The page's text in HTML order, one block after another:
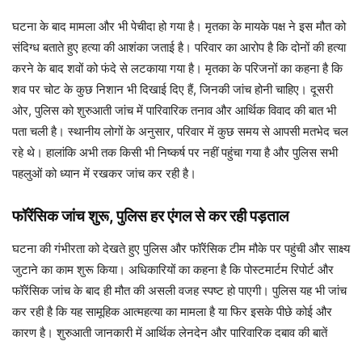
घटना के बाद मामला और भी पेचीदा हो गया है। मृतका के मायके पक्ष ने इस मौत को
संदिग्ध बताते हुए हत्या की आशंका जताई है। परिवार का आरोप है कि दोनों की हत्या
करने के बाद शवों को फंदे से लटकाया गया है। मृतका के परिजनों का कहना है कि
शव पर चोट के कुछ निशान भी दिखाई दिए हैं, जिनकी जांच होनी चाहिए। दूसरी
ओर, पुलिस को शुरुआती जांच में पारिवारिक तनाव और आर्थिक विवाद की बात भी
पता चली है। स्थानीय लोगों के अनुसार, परिवार में कुछ समय से आपसी मतभेद चल
रहे थे। हालांकि अभी तक किसी भी निष्कर्ष पर नहीं पहुंचा गया है और पुलिस सभी
पहलुओं को ध्यान में रखकर जांच कर रही है।
फॉरेंसिक जांच शुरू, पुलिस हर एंगल से कर रही पड़ताल
घटना की गंभीरता को देखते हुए पुलिस और फॉरेंसिक टीम मौके पर पहुंची और साक्ष्य
जुटाने का काम शुरू किया। अधिकारियों का कहना है कि पोस्टमार्टम रिपोर्ट और
फॉरेंसिक जांच के बाद ही मौत की असली वजह स्पष्ट हो पाएगी। पुलिस यह भी जांच
कर रही है कि यह सामूहिक आत्महत्या का मामला है या फिर इसके पीछे कोई और
कारण है। शुरुआती जानकारी में आर्थिक लेनदेन और पारिवारिक दबाव की बातें